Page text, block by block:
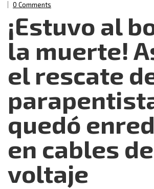
0 Comments
¡Estuvo al
la muerte!
el rescate
quedó
en cables
voltaje